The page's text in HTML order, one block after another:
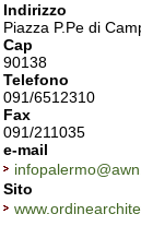
Indirizzo
Piazza P.Pe di
Cap
90138
Telefono
091/6512310
Fax
091/211035
e-mail
Sito